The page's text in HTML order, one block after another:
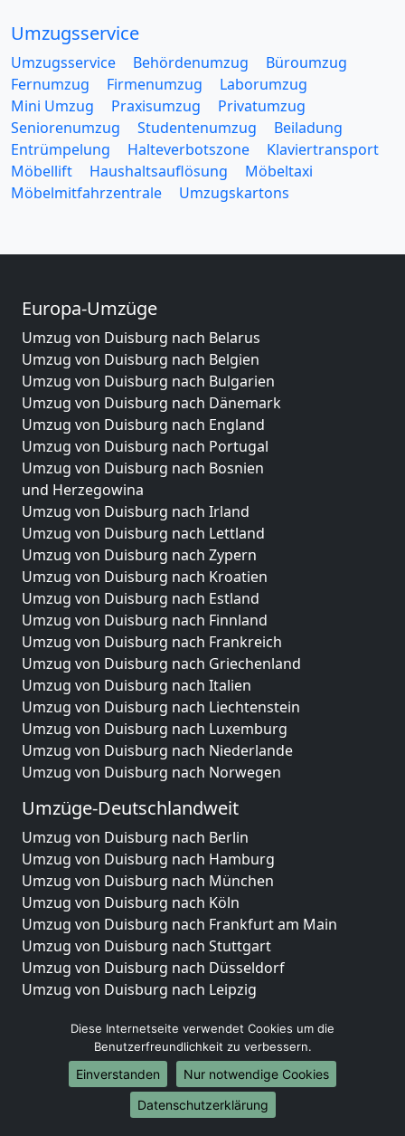
Umzugsservice
Umzugsservice Behördenumzug
Büroumzug
Fernumzug
Firmenumzug
Laborumzug
Mini Umzug
Praxisumzug
Privatumzug
Seniorenumzug
Studentenumzug
Beiladung
Entrümpelung
Halteverbotszone
Klaviertransport
Möbellift
Haushaltsauflösung
Möbeltaxi
Möbelmitfahrzentrale
Umzugskartons
Europa-Umzüge
Umzug von Duisburg nach Belarus
Umzug von Duisburg nach Belgien
Umzug von Duisburg nach Bulgarien
Umzug von Duisburg nach Dänemark
Umzug von Duisburg nach England
Umzug von Duisburg nach Portugal
Umzug von Duisburg nach Bosnien
und Herzegowina
Umzug von Duisburg nach Irland
Umzug von Duisburg nach Lettland
Umzug von Duisburg nach Zypern
Umzug von Duisburg nach Kroatien
Umzug von Duisburg nach Estland
Umzug von Duisburg nach Finnland
Umzug von Duisburg nach Frankreich
Umzug von Duisburg nach Griechenland
Umzug von Duisburg nach Italien
Umzug von Duisburg nach Liechtenstein
Umzug von Duisburg nach Luxemburg
Umzug von Duisburg nach Niederlande
Umzug von Duisburg nach Norwegen
Umzüge-Deutschlandweit
Umzug von Duisburg nach Berlin
Umzug von Duisburg nach Hamburg
Umzug von Duisburg nach München
Umzug von Duisburg nach Köln
Umzug von Duisburg nach Frankfurt am Main
Umzug von Duisburg nach Stuttgart
Umzug von Duisburg nach Düsseldorf
Umzug von Duisburg nach Leipzig
Umzug von Duisburg nach Essen
Umzug von Duisburg nach Bremen
Umzug von Duisburg nach Dresden
Umzug von Duisburg nach Hannover
Umzug von Duisburg nach Nürnberg
Diese Internetseite verwendet Cookies um die
Benutzerfreundlichkeit zu verbessern.
Einverstanden
Nur notwendige Cookies
Datenschutzerklärung